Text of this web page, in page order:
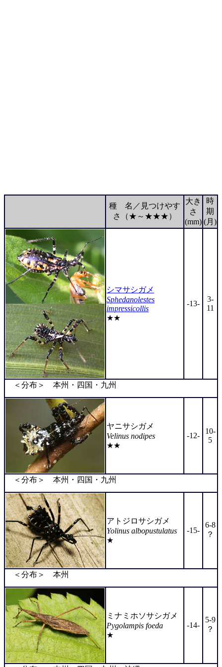
種 名／見つけやす
さ（★～★★★）
大き
さ
(mm)
時
期
(月)
シマサシガメ
Sphedanolestes
impressicollis
★★
-13-
3-
11
＜分布＞ 本州・四国・九州
ヤニサシガメ
Velinus nodipes
★★
-12-
10-
5
＜分布＞ 本州・四国・九州
アトジロサシガメ
Yolinus albopustulatus
★
-15-
6-8
？
＜分布＞ 本州
ミナミホソサシガメ
Pygolampis foeda
★
-14-
5-9
？